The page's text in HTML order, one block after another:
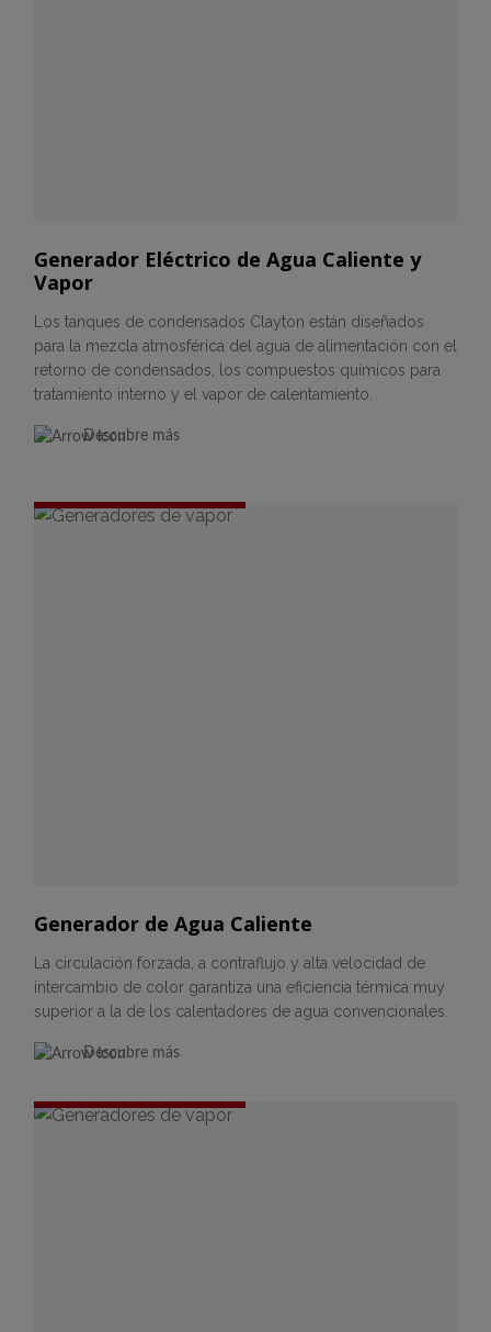
Generador Eléctrico de Agua Caliente y
Vapor
Los tanques de condensados Clayton están diseñados
para la mezcla atmosférica del agua de alimentación con el
retorno de condensados, los compuestos químicos para
tratamiento interno y el vapor de calentamiento.
Descubre más
Generador de Agua Caliente
La circulación forzada, a contraflujo y alta velocidad de
intercambio de color garantiza una eficiencia térmica muy
superior a la de los calentadores de agua convencionales.
Descubre más